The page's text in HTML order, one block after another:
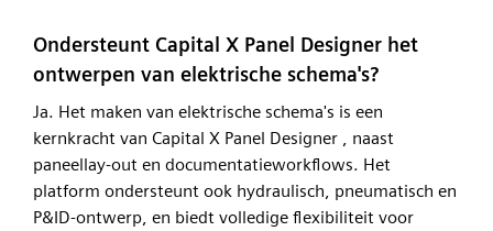
Ondersteunt Capital X Panel Designer het
ontwerpen van elektrische schema's?
Ja. Het maken van elektrische schema's is een
kernkracht van Capital X Panel Designer , naast
paneellay-out en documentatieworkflows. Het
platform ondersteunt ook hydraulisch, pneumatisch en
P&ID-ontwerp, en biedt volledige flexibiliteit voor